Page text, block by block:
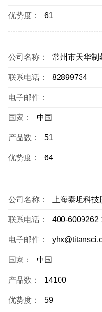
优势度： 61
公司名称： 常州市天华制
联系电话： 82899734
电子邮件：
国家： 中国
产品数： 51
优势度： 64
公司名称： 上海泰坦科
联系电话： 400-6009262
电子邮件：
国家： 中国
产品数： 14100
优势度： 59